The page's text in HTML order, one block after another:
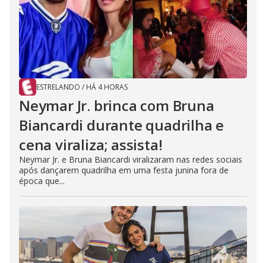
ESTRELANDO / HÁ 4 HORAS
Neymar Jr. brinca com Bruna
Biancardi durante quadrilha e
cena viraliza; assista!
Neymar Jr. e Bruna Biancardi viralizaram nas redes sociais
após dançarem quadrilha em uma festa junina fora de
época que...